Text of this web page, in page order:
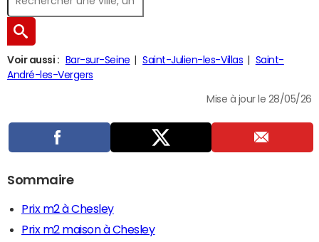
Voir aussi : Bar-sur-Seine Saint-Julien-les-Villas
Saint-
André-les-Vergers
Mise à jour le 28/05/26
Sommaire
Prix m2 à Chesley
Prix m2 maison à Chesley